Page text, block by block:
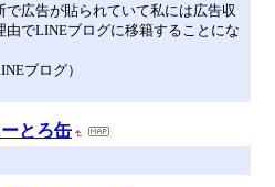
広告が貼られていて私には広告収
由でLINEブログに移籍することにな
ブログ）
とろ缶